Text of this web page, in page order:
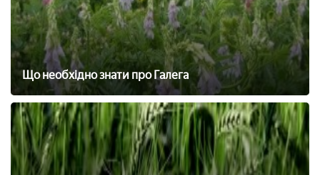
Що необхідно знати про Галега